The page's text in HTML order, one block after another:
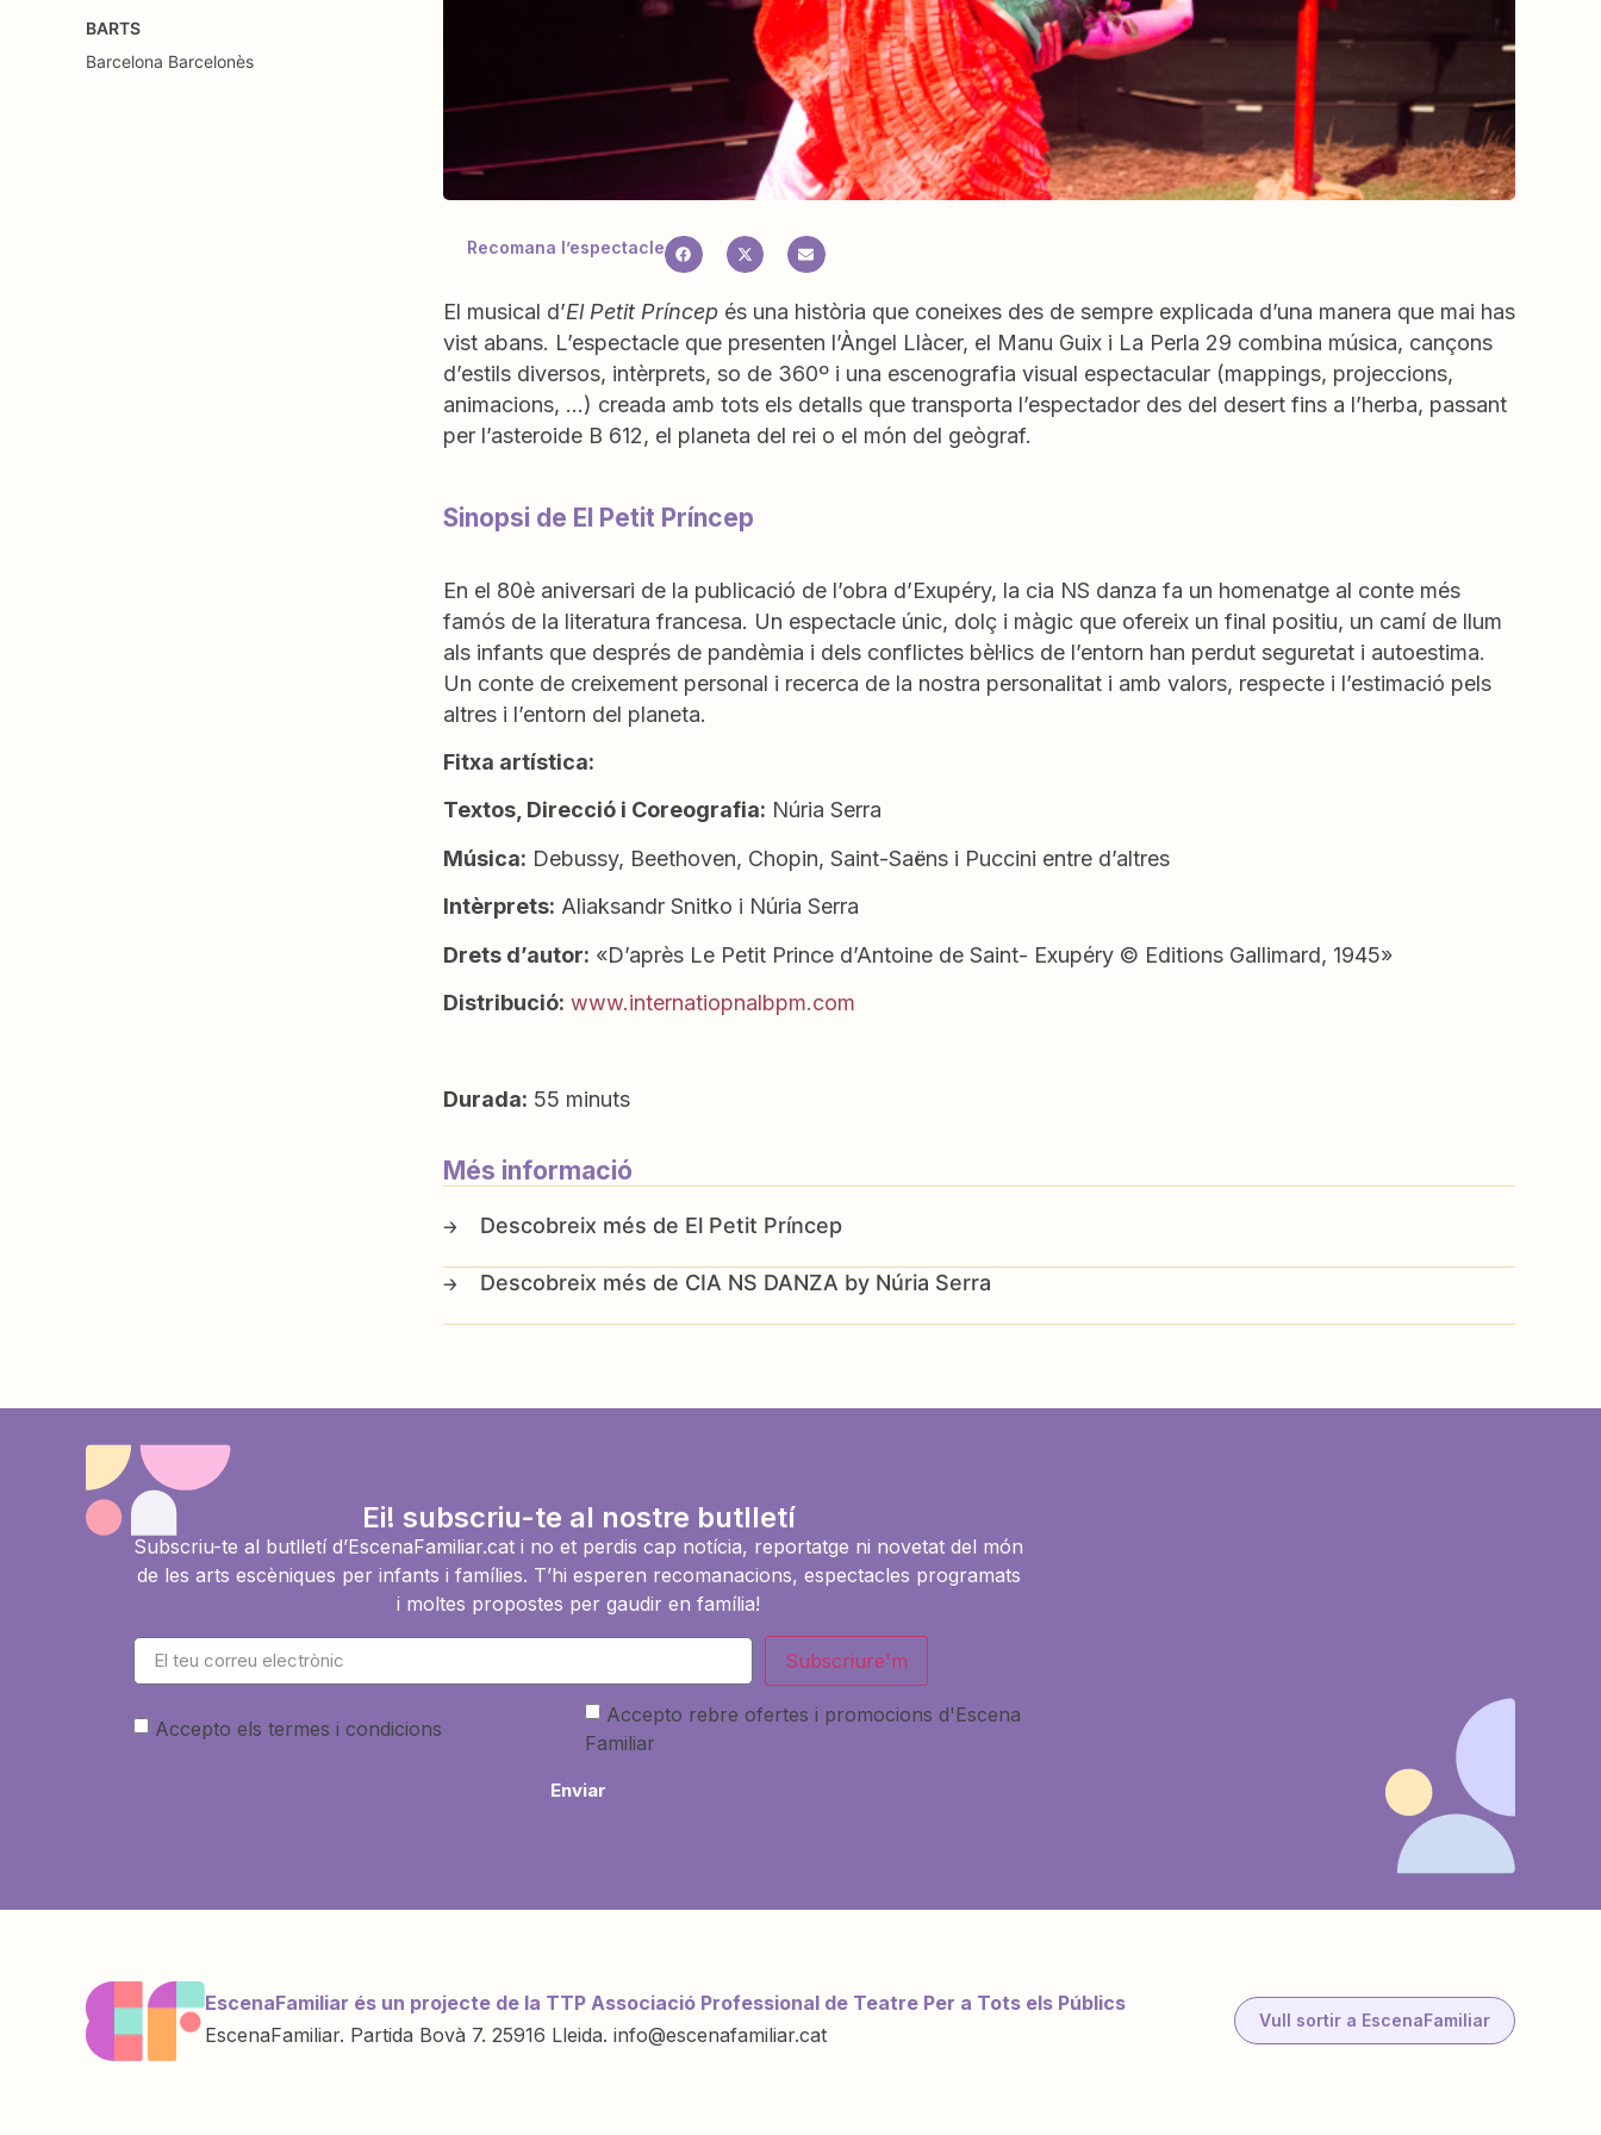
BARTS
Barcelona Barcelonès
Recomana l’espectacle
El musical d’El Petit Príncep és una història que coneixes des de sempre explicada d’una manera que mai has
vist abans. L’espectacle que presenten l’Àngel Llàcer, el Manu Guix i La Perla 29 combina música, cançons
d’estils diversos, intèrprets, so de 360º i una escenografia visual espectacular (mappings, projeccions,
animacions, …) creada amb tots els detalls que transporta l’espectador des del desert fins a l’herba, passant
per l’asteroide B 612, el planeta del rei o el món del geògraf.
Sinopsi de El Petit Príncep
En el 80è aniversari de la publicació de l’obra d’Exupéry, la cia NS danza fa un homenatge al conte més
famós de la literatura francesa. Un espectacle únic, dolç i màgic que ofereix un final positiu, un camí de llum
als infants que després de pandèmia i dels conflictes bèl·lics de l’entorn han perdut seguretat i autoestima.
Un conte de creixement personal i recerca de la nostra personalitat i amb valors, respecte i l’estimació pels
altres i l’entorn del planeta.
Fitxa artística:
Textos, Direcció i Coreografia: Núria Serra
Música: Debussy, Beethoven, Chopin, Saint-Saëns i Puccini entre d’altres
Intèrprets: Aliaksandr Snitko i Núria Serra
Drets d’autor: «D’après Le Petit Prince d’Antoine de Saint- Exupéry © Editions Gallimard, 1945»
Distribució: www.internatiopnalbpm.com
Durada: 55 minuts
Més informació
El Petit Príncep
CIA NS DANZA by Núria Serra
Ei! subscriu-te al nostre butlletí
Subscriu-te al butlletí d’EscenaFamiliar.cat i no et perdis cap notícia, reportatge ni novetat del món
de les arts escèniques per infants i famílies. T’hi esperen recomanacions, espectacles programats
i moltes propostes per gaudir en família!
Subscriure'm
Accepto els termes i condicions
Accepto rebre ofertes i promocions d'Escena
Familiar
Enviar
EscenaFamiliar és un projecte de la TTP Associació Professional de Teatre Per a Tots els Públics
EscenaFamiliar. Partida Bovà 7. 25916 Lleida. info@escenafamiliar.cat
Vull sortir a EscenaFamiliar